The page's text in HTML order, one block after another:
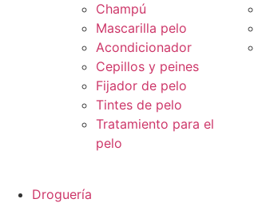
Champú
Mascarilla pelo
Acondicionador
Cepillos y peines
Fijador de pelo
Tintes de pelo
Tratamiento para el
pelo
Droguería